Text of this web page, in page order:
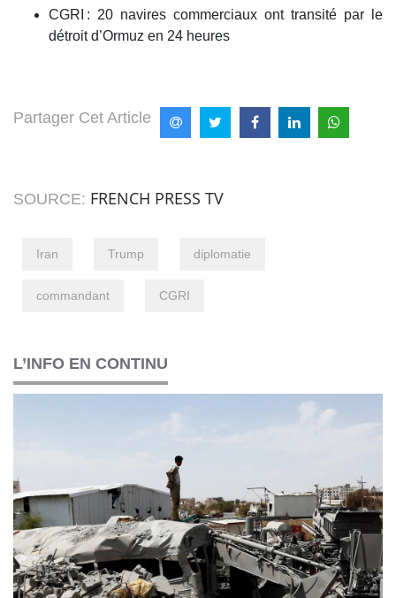
CGRI : 20 navires commerciaux ont transité par le
détroit d’Ormuz en 24 heures
Partager Cet Article
SOURCE: FRENCH PRESS TV
Iran Trump diplomatie
commandant CGRI
L’INFO EN CONTINU